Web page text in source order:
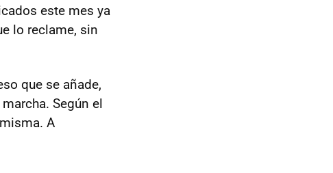
este mes ya
lo reclame, sin
que se añade,
Según el
A